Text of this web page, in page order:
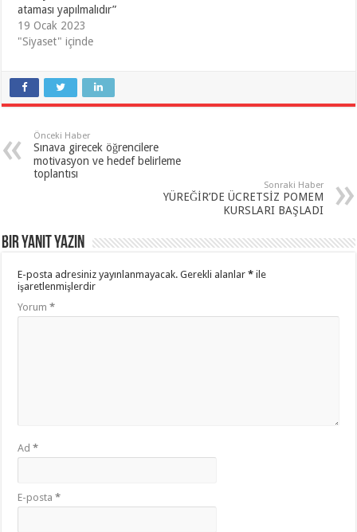
ataması yapılmalıdır”
19 Ocak 2023
"Siyaset" içinde
Önceki Haber
Sınava girecek öğrencilere
motivasyon ve hedef belirleme
toplantısı
Sonraki Haber
YÜREĞİR’DE ÜCRETSİZ POMEM
KURSLARI BAŞLADI
Bir yanıt yazın
E-posta adresiniz yayınlanmayacak. Gerekli alanlar* ile
işaretlenmişlerdir
Yorum*
Ad*
E-posta*